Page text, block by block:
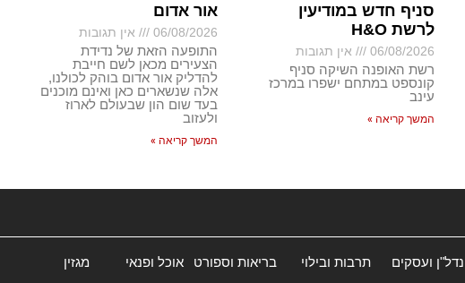
סניף חדש במודיעין
לרשת H&O
06/08/2026 אין תגובות
רשת האופנה השיקה סניף
קונספט במתחם ישפרו במרכז
עינב
המשך קריאה »
אור אדום
06/08/2026 אין תגובות
התופעה הזאת של נדידת
הצעירים מכאן לשם חייבת
להדליק אור אדום בוהק לכולנו,
אלה שנשארים כאן ואינם מוכנים
בעד שום הון שבעולם לארוז
ולעזוב
המשך קריאה »
נדל"ן ועסקים תרבות ובילוי בריאות וספורט אוכל ופנאי מגזין